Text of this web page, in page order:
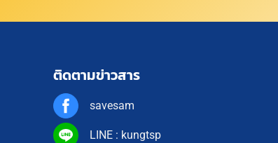
ติดตามข่าวสาร
savesam
LINE : kungtsp